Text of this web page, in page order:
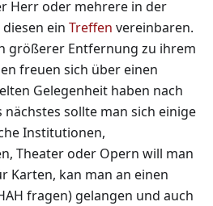
Herr oder mehrere in der
ein Treffen vereinbaren.
größerer Entfernung zu ihrem
freuen sich über einen
Gelegenheit haben nach
nächstes sollte man sich einige
Institutionen,
Theater oder Opern will man
Karten, kan man an einen
fragen) gelangen und auch